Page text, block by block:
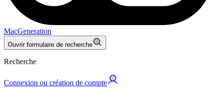
MacGeneration
Ouvrir formulaire de recherche
Recherche
Connexion ou création de compte